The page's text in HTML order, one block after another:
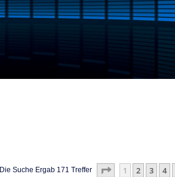
Die Suche Ergab 171 Treffer Seite Von
1 2 3 4